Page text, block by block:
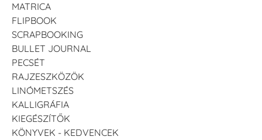
MATRICA
FLIPBOOK
SCRAPBOOKING
BULLET JOURNAL
PECSÉT
RAJZESZKÖZÖK
LINÓMETSZÉS
KALLIGRÁFIA
KIEGÉSZÍTŐK
KÖNYVEK - KEDVENCEK